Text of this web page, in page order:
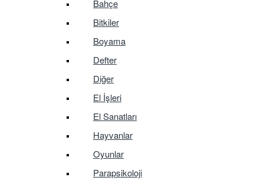
Bahçe
Bitkiler
Boyama
Defter
Diğer
El İşleri
El Sanatları
Hayvanlar
Oyunlar
Parapsikoloji